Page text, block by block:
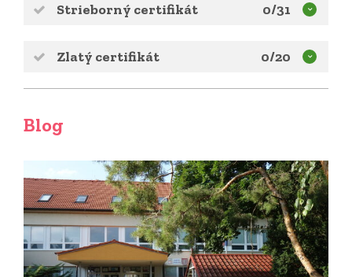
Strieborný certifikát 0/31
Zlatý certifikát 0/20
Blog